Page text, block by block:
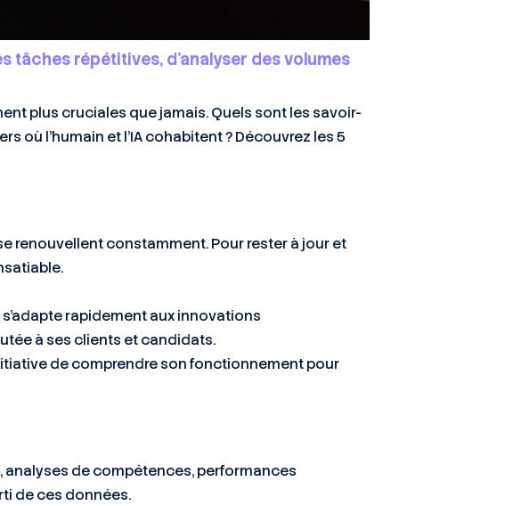
tâches répétitives, d’analyser des volumes
plus cruciales que jamais. Quels sont les savoir-
où l’humain et l’IA cohabitent ? Découvrez les 5
renouvellent constamment. Pour rester à jour et
rapidement aux innovations
à ses clients et candidats.
de comprendre son fonctionnement pour
analyses de compétences, performances
de ces données.